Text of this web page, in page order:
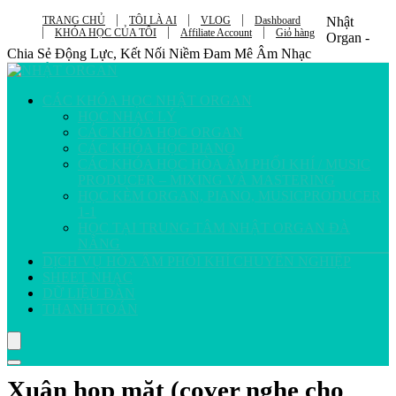
TRANG CHỦ TÔI LÀ AI VLOG
Dashboard
KHÓA HỌC CỦA TÔI
Affiliate Account Giỏ hàng
Nhật
Organ -
Chia Sẻ Động Lực, Kết Nối Niềm Đam Mê Âm Nhạc
CÁC KHÓA HỌC NHẬT ORGAN
HỌC NHẠC LÝ
CÁC KHÓA HỌC ORGAN
CÁC KHÓA HỌC PIANO
CÁC KHÓA HỌC HÒA ÂM PHỐI KHÍ / MUSIC
PRODUCER – MIXING VÀ MASTERING
HỌC KÈM ORGAN, PIANO, MUSICPRODUCER
1-1
HỌC TẠI TRUNG TÂM NHẬT ORGAN ĐÀ
NẴNG
DỊCH VỤ HÒA ÂM PHỐI KHÍ CHUYÊN NGHIỆP
SHEET NHẠC
DỮ LIỆU ĐÀN
THANH TOÁN
Xuân họp mặt (cover nghe cho